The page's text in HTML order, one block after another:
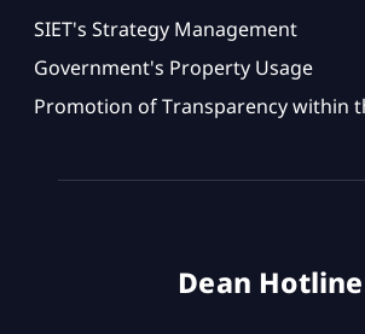
SIET's Strategy Management
Government's Property Usage
Promotion of Transparency within
Dean Hotline